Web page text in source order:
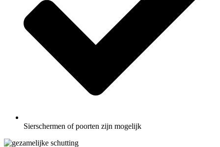
Sierschermen of poorten zijn mogelijk